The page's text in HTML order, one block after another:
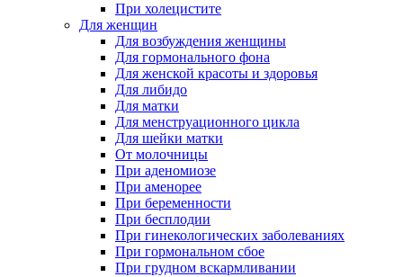
При холецистите
Для женщин
Для возбуждения женщины
Для гормонального фона
Для женской красоты и здоровья
Для либидо
Для матки
Для менструационного цикла
Для шейки матки
От молочницы
При аденомиозе
При аменорее
При беременности
При бесплодии
При гинекологических заболеваниях
При гормональном сбое
При грудном вскармливании